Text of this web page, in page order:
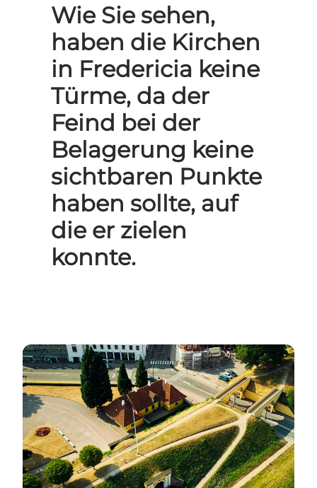
Wie Sie sehen,
haben die Kirchen
in Fredericia keine
Türme, da der
Feind bei der
Belagerung keine
sichtbaren Punkte
haben sollte, auf
die er zielen
konnte.